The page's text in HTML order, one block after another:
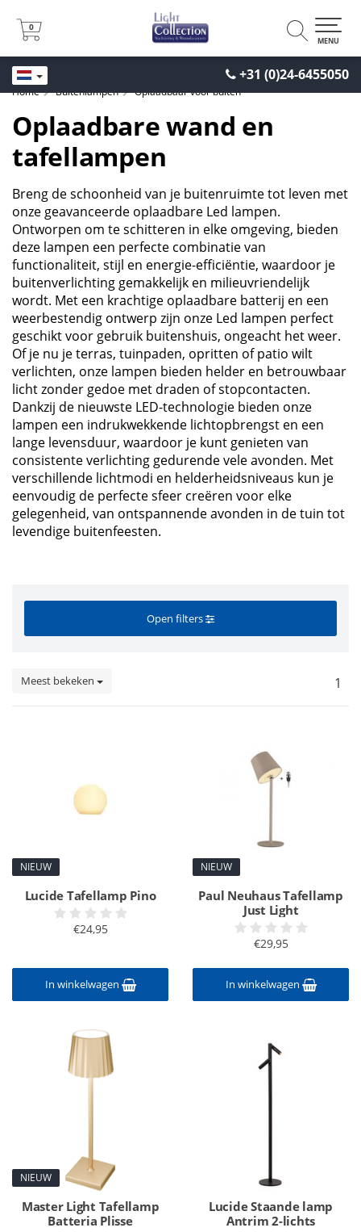
+31 (0)24-6455050
0
0
MENU
Home Buitenlampen Oplaadbaar voor buiten
Oplaadbare wand en
tafellampen
Breng de schoonheid van je buitenruimte tot leven met
onze geavanceerde oplaadbare Led lampen.
Ontworpen om te schitteren in elke omgeving, bieden
deze lampen een perfecte combinatie van
functionaliteit, stijl en energie-efficiëntie, waardoor je
buitenverlichting gemakkelijk en milieuvriendelijk
wordt. Met een krachtige oplaadbare batterij en een
weerbestendig ontwerp zijn onze Led lampen perfect
geschikt voor gebruik buitenshuis, ongeacht het weer.
Of je nu je terras, tuinpaden, opritten of patio wilt
verlichten, onze lampen bieden helder en betrouwbaar
licht zonder gedoe met draden of stopcontacten.
Dankzij de nieuwste LED-technologie bieden onze
lampen een indrukwekkende lichtopbrengst en een
lange levensduur, waardoor je kunt genieten van
consistente verlichting gedurende vele avonden. Met
verschillende lichtmodi en helderheidsniveaus kun je
eenvoudig de perfecte sfeer creëren voor elke
gelegenheid, van ontspannende avonden in de tuin tot
levendige buitenfeesten.
Open filters
Meest bekeken 1
NIEUW
Lucide Tafellamp Pino
€24,95
In winkelwagen
NIEUW
Paul Neuhaus Tafellamp
Just Light
€29,95
In winkelwagen
NIEUW
Master Light Tafellamp
Batteria Plisse
Lucide Staande lamp
Antrim 2-lichts